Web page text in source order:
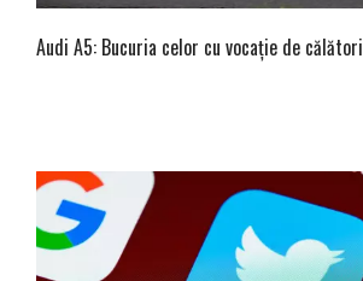
Audi A5: Bucuria celor cu vocație de călători